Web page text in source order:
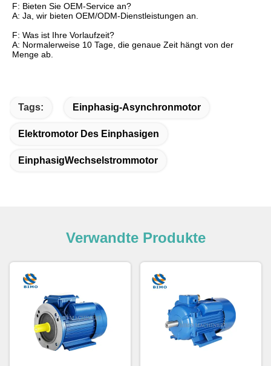
F: Bieten Sie OEM-Service an?
A: Ja, wir bieten OEM/ODM-Dienstleistungen an.
F: Was ist Ihre Vorlaufzeit?
A: Normalerweise 10 Tage, die genaue Zeit hängt von der
Menge ab.
Tags: Einphasig-Asynchronmotor
Elektromotor Des Einphasigen
EinphasigWechselstrommotor
Verwandte Produkte